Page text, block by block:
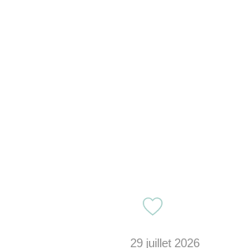
29 juillet 2026